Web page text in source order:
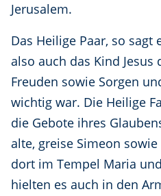
Jerusalem.
Das Heilige Paar, so sagt
also auch das Kind
Freuden sowie Sorgen
wichtig war. Die Heilige
die Gebote ihres
alte, greise Simeon
dort im Tempel Maria
hielten es auch in den